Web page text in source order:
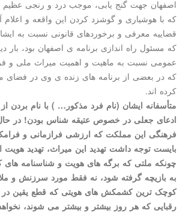
اصفهان جهت گنج یابی، موجب درد و رنجی عظیم
که با هوشیاری و گوشزد کردن این واقعه و
قضاییه معرفی و برخوردهای قانونی نسبت به
که مسئول راه اندازی برنامه ی اصفهان بود،
عمومی نسبت به ماهیت و اهمیت میراث ملی و
کرده اند.
متأسفانه ایشان (نام فرد مذکور… ) با نام بردن
ادعای جعلی در خصوص عتیقه شناس بودن! در
فرهنگی این مملکت که ارزشی فرازمانی و
بایست توجه داشت تهدید این میراث، تهدید
چونکه ملتی که برگه های هویت و شناسنامه های
به بازیچه گرفته شود، نه فقط مورد سرزنش و
کوچک ترین کشمکش های هویتی که قطع یقین در
رقبایی که هر روز بیشتر و بیشتر می شوند،